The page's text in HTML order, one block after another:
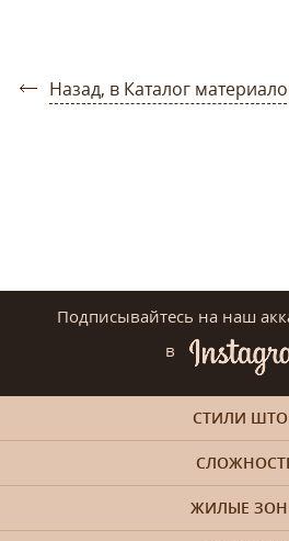
Назад, в Каталог
Подписывайтесь на наш
в
СТИЛИ
ЖИЛЫЕ